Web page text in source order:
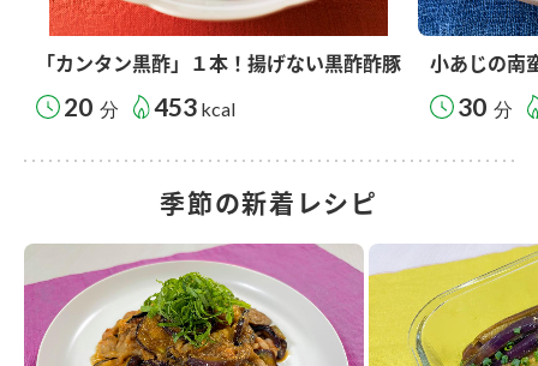
「カンタン黒酢」１本！揚げない黒酢酢豚
20 分 453 kcal
小あじの南
30 分
季節の新着レシピ